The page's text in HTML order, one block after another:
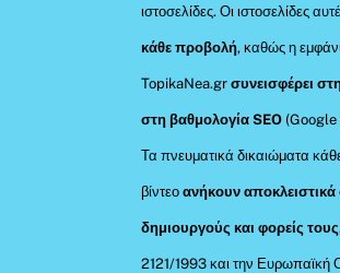
ιστοσελίδες. Οι ιστοσελίδες
κάθε προβολή, καθώς η
TopikaNea.gr συνεισφέρει
στη βαθμολογία SEO
Τα πνευματικά δικαιώματα
βίντεοανήκουν
δημιουργούς και φορείς τους
2121/1993 και την